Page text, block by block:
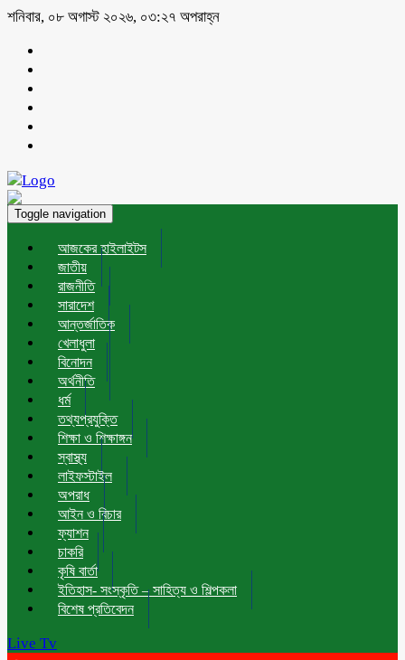
শনিবার, ০৮ অগাস্ট ২০২৬, ০৩:২৭ অপরাহ্ন
Toggle navigation
আজকের হাইলাইটস
জাতীয়
রাজনীতি
সারাদেশ
আন্তর্জাতিক
খেলাধুলা
বিনোদন
অর্থনীতি
ধর্ম
তথ্যপ্রযুক্তি
শিক্ষা ও শিক্ষাঙ্গন
স্বাস্থ্য
লাইফস্টাইল
অপরাধ
আইন ও বিচার
ফ্যাশন
চাকরি
কৃষি বার্তা
ইতিহাস- সংস্কৃতি – সাহিত্য ও শিল্পকলা
বিশেষ প্রতিবেদন
Live Tv